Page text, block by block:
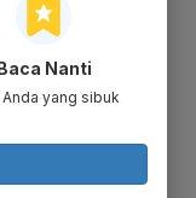
adalah 20
Nanti
yang sibuk